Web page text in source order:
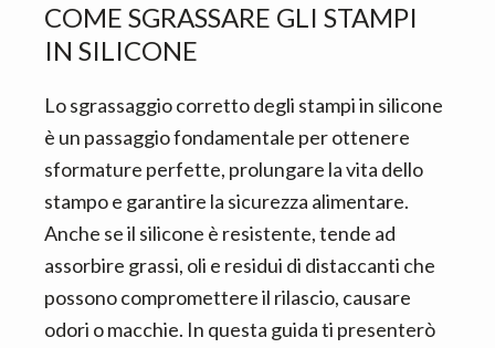
COME SGRASSARE GLI STAMPI
IN SILICONE​
Lo sgrassaggio corretto degli stampi in silicone
è un passaggio fondamentale per ottenere
sformature perfette, prolungare la vita dello
stampo e garantire la sicurezza alimentare.
Anche se il silicone è resistente, tende ad
assorbire grassi, oli e residui di distaccanti che
possono compromettere il rilascio, causare
odori o macchie. In questa guida ti presenterò